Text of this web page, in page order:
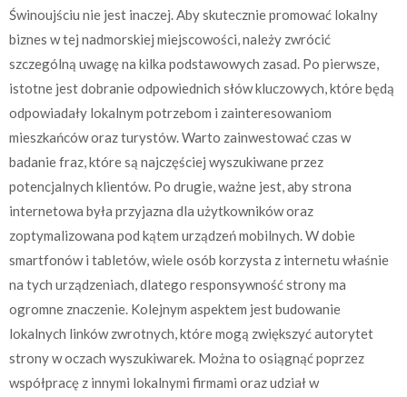
Świnoujściu nie jest inaczej. Aby skutecznie promować lokalny
biznes w tej nadmorskiej miejscowości, należy zwrócić
szczególną uwagę na kilka podstawowych zasad. Po pierwsze,
istotne jest dobranie odpowiednich słów kluczowych, które będą
odpowiadały lokalnym potrzebom i zainteresowaniom
mieszkańców oraz turystów. Warto zainwestować czas w
badanie fraz, które są najczęściej wyszukiwane przez
potencjalnych klientów. Po drugie, ważne jest, aby strona
internetowa była przyjazna dla użytkowników oraz
zoptymalizowana pod kątem urządzeń mobilnych. W dobie
smartfonów i tabletów, wiele osób korzysta z internetu właśnie
na tych urządzeniach, dlatego responsywność strony ma
ogromne znaczenie. Kolejnym aspektem jest budowanie
lokalnych linków zwrotnych, które mogą zwiększyć autorytet
strony w oczach wyszukiwarek. Można to osiągnąć poprzez
współpracę z innymi lokalnymi firmami oraz udział w